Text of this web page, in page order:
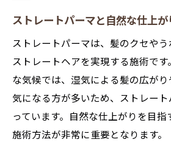
ストレートパーマと自然な仕上
ストレートパーマは、髪のクセや
ストレートヘアを実現する施術で
な気候では、湿気による髪の広が
気になる方が多いため、ストレー
っています。自然な仕上がりを目指
施術方法が非常に重要となります。